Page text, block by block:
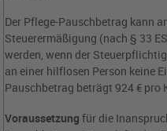
Der Pflege-Pauschbetrag kann
Steuerermäßigung (nach § 33
werden, wenn der
an einer hilflosen Person keine
Pauschbetrag beträgt 924 € pro
Voraussetzung für die